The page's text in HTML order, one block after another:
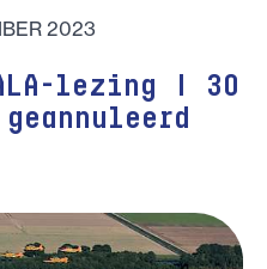
2023
lezing | 30